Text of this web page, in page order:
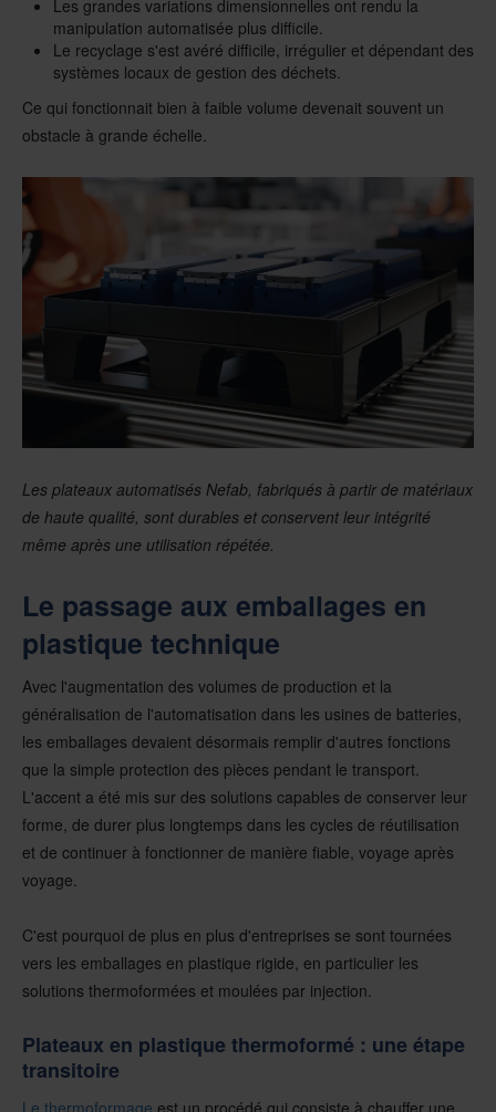
Les grandes variations dimensionnelles ont rendu la
manipulation automatisée plus difficile.
Le recyclage s'est avéré difficile, irrégulier et dépendant des
systèmes locaux de gestion des déchets.
Ce qui fonctionnait bien à faible volume devenait souvent un
obstacle à grande échelle.
Les plateaux automatisés Nefab, fabriqués à partir de matériaux
de haute qualité, sont durables et conservent leur intégrité
même après une utilisation répétée.
Le passage aux emballages en
plastique technique
Avec l'augmentation des volumes de production et la
généralisation de l'automatisation dans les usines de batteries,
les emballages devaient désormais remplir d'autres fonctions
que la simple protection des pièces pendant le transport.
L'accent a été mis sur des solutions capables de conserver leur
forme, de durer plus longtemps dans les cycles de réutilisation
et de continuer à fonctionner de manière fiable, voyage après
voyage.
C'est pourquoi de plus en plus d'entreprises se sont tournées
vers les emballages en plastique rigide, en particulier les
solutions thermoformées et moulées par injection.
Plateaux en plastique thermoformé : une étape
transitoire
Le thermoformage est un procédé qui consiste à chauffer une